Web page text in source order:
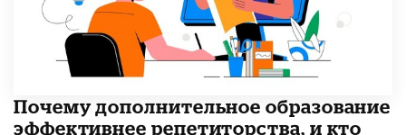
​Почему дополнительное образование
эффективнее репетиторства, и кто